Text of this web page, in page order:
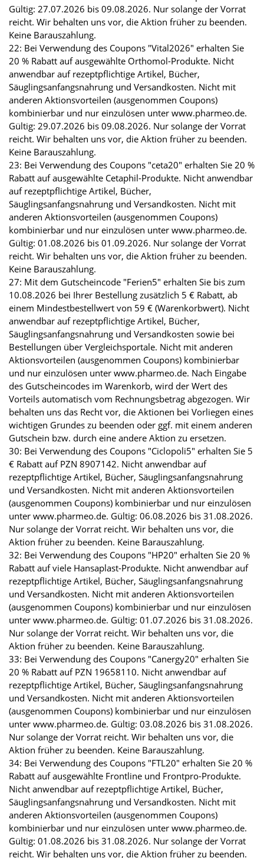
Gültig: 27.07.2026 bis 09.08.2026. Nur solange der Vorrat
reicht. Wir behalten uns vor, die Aktion früher zu beenden.
Keine Barauszahlung.
22: Bei Verwendung des Coupons "Vital2026" erhalten Sie
20 % Rabatt auf ausgewählte Orthomol-Produkte. Nicht
anwendbar auf rezeptpflichtige Artikel, Bücher,
Säuglingsanfangsnahrung und Versandkosten. Nicht mit
anderen Aktionsvorteilen (ausgenommen Coupons)
kombinierbar und nur einzulösen unter www.pharmeo.de.
Gültig: 29.07.2026 bis 09.08.2026. Nur solange der Vorrat
reicht. Wir behalten uns vor, die Aktion früher zu beenden.
Keine Barauszahlung.
23: Bei Verwendung des Coupons "ceta20" erhalten Sie 20 %
Rabatt auf ausgewählte Cetaphil-Produkte. Nicht anwendbar
auf rezeptpflichtige Artikel, Bücher,
Säuglingsanfangsnahrung und Versandkosten. Nicht mit
anderen Aktionsvorteilen (ausgenommen Coupons)
kombinierbar und nur einzulösen unter www.pharmeo.de.
Gültig: 01.08.2026 bis 01.09.2026. Nur solange der Vorrat
reicht. Wir behalten uns vor, die Aktion früher zu beenden.
Keine Barauszahlung.
27: Mit dem Gutscheincode "Ferien5" erhalten Sie bis zum
10.08.2026 bei Ihrer Bestellung zusätzlich 5 € Rabatt, ab
einem Mindestbestellwert von 59 € (Warenkorbwert). Nicht
anwendbar auf rezeptpflichtige Artikel, Bücher,
Säuglingsanfangsnahrung und Versandkosten sowie bei
Bestellungen über Vergleichsportale. Nicht mit anderen
Aktionsvorteilen (ausgenommen Coupons) kombinierbar
und nur einzulösen unter www.pharmeo.de. Nach Eingabe
des Gutscheincodes im Warenkorb, wird der Wert des
Vorteils automatisch vom Rechnungsbetrag abgezogen. Wir
behalten uns das Recht vor, die Aktionen bei Vorliegen eines
wichtigen Grundes zu beenden oder ggf. mit einem anderen
Gutschein bzw. durch eine andere Aktion zu ersetzen.
30: Bei Verwendung des Coupons "Ciclopoli5" erhalten Sie 5
€ Rabatt auf PZN 8907142. Nicht anwendbar auf
rezeptpflichtige Artikel, Bücher, Säuglingsanfangsnahrung
und Versandkosten. Nicht mit anderen Aktionsvorteilen
(ausgenommen Coupons) kombinierbar und nur einzulösen
unter www.pharmeo.de. Gültig: 06.08.2026 bis 31.08.2026.
Nur solange der Vorrat reicht. Wir behalten uns vor, die
Aktion früher zu beenden. Keine Barauszahlung.
32: Bei Verwendung des Coupons "HP20" erhalten Sie 20 %
Rabatt auf viele Hansaplast-Produkte. Nicht anwendbar auf
rezeptpflichtige Artikel, Bücher, Säuglingsanfangsnahrung
und Versandkosten. Nicht mit anderen Aktionsvorteilen
(ausgenommen Coupons) kombinierbar und nur einzulösen
unter www.pharmeo.de. Gültig: 01.07.2026 bis 31.08.2026.
Nur solange der Vorrat reicht. Wir behalten uns vor, die
Aktion früher zu beenden. Keine Barauszahlung.
33: Bei Verwendung des Coupons "Canergy20" erhalten Sie
20 % Rabatt auf PZN 19658110. Nicht anwendbar auf
rezeptpflichtige Artikel, Bücher, Säuglingsanfangsnahrung
und Versandkosten. Nicht mit anderen Aktionsvorteilen
(ausgenommen Coupons) kombinierbar und nur einzulösen
unter www.pharmeo.de. Gültig: 03.08.2026 bis 31.08.2026.
Nur solange der Vorrat reicht. Wir behalten uns vor, die
Aktion früher zu beenden. Keine Barauszahlung.
34: Bei Verwendung des Coupons "FTL20" erhalten Sie 20 %
Rabatt auf ausgewählte Frontline und Frontpro-Produkte.
Nicht anwendbar auf rezeptpflichtige Artikel, Bücher,
Säuglingsanfangsnahrung und Versandkosten. Nicht mit
anderen Aktionsvorteilen (ausgenommen Coupons)
kombinierbar und nur einzulösen unter www.pharmeo.de.
Gültig: 01.08.2026 bis 31.08.2026. Nur solange der Vorrat
reicht. Wir behalten uns vor, die Aktion früher zu beenden.